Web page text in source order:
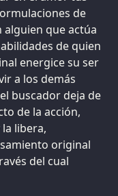
de
que actúa
de quien
energice su ser
a los demás
buscador deja de
de la acción,
libera,
original
del cual